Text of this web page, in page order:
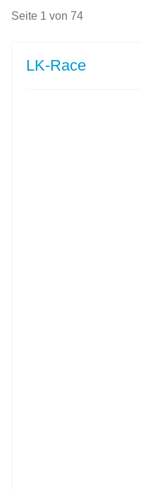
Seite 1 von 74
LK-Race